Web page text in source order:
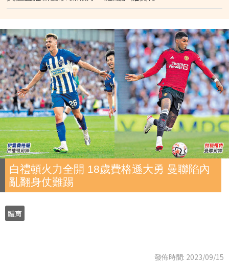
白禮頓火力全開 18歲費格遜大勇 曼聯陷內
亂翻身仗難踢
體育
發佈時間: 2023/09/15